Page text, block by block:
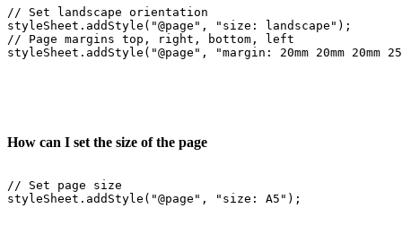
// Set landscape orientation
styleSheet.addStyle("@page", "size: landscape");
// Page margins top, right, bottom, left
styleSheet.addStyle("@page", "margin: 20mm 20mm 20mm
How can I set the size of the page
// Set page size